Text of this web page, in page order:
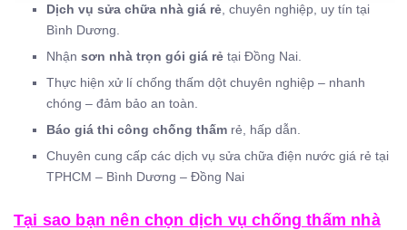
Dịch vụ sửa chữa nhà giá rẻ , chuyên nghiệp, uy tín tại
Bình Dương.
Nhận sơn nhà trọn gói giá rẻ tại Đồng Nai.
Thực hiện xử lí chống thấm dột chuyên nghiệp – nhanh
chóng – đảm bảo an toàn.
Báo giá thi công chống thấm rẻ, hấp dẫn.
Chuyên cung cấp các dịch vụ sửa chữa điện nước giá rẻ tại
TPHCM – Bình Dương – Đồng Nai
Tại sao bạn nên chọn dịch vụ chống thấm nhà